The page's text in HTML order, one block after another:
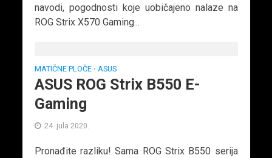
navodi, pogodnosti koje uobičajeno nalaze na
ROG Strix X570 Gaming...
MATIČNE PLOČE • ASUS
ASUS ROG Strix B550 E-
Gaming
24. jula 2020.
Pronađite razliku! Sama ROG Strix B550 serija